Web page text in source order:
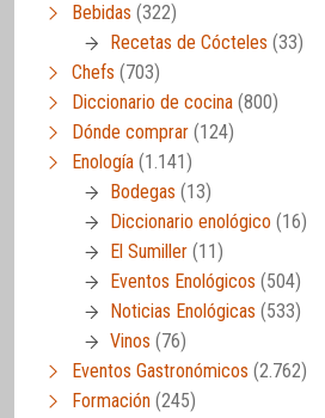
Bebidas (322)
Recetas de Cócteles (33)
Chefs (703)
Diccionario de cocina (800)
Dónde comprar (124)
Enología (1.141)
Bodegas (13)
Diccionario enológico (16)
El Sumiller (11)
Eventos Enológicos (504)
Noticias Enológicas (533)
Vinos (76)
Eventos Gastronómicos (2.762)
Formación (245)